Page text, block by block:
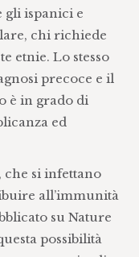
gli ispanici e
chi richiede
etnie. Lo stesso
precoce e il
è in grado di
ed
che si infettano
all’immunità
su Nature
possibilità